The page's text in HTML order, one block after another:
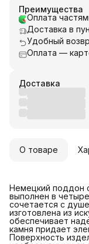
Преимущества
Оплата
Доставка в
Удобный
Оплата —
Доставка
О товаре
Немецкий поддон
выполнен в
сочетается с
изготовлена из
обеспечивает
камня придает
Поверхность